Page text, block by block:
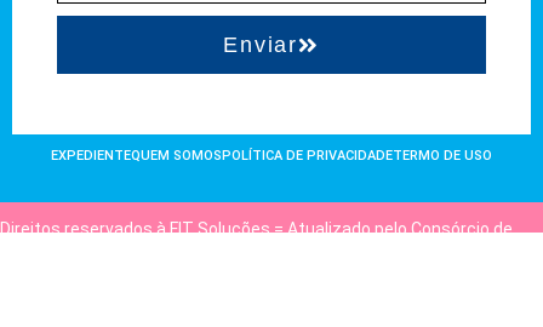
Enviar
EXPEDIENTEQUEM SOMOSPOLÍTICA DE PRIVACIDADETERMO DE USO
Direitos reservados à FIT Soluções = Atualizado pelo Consórcio de